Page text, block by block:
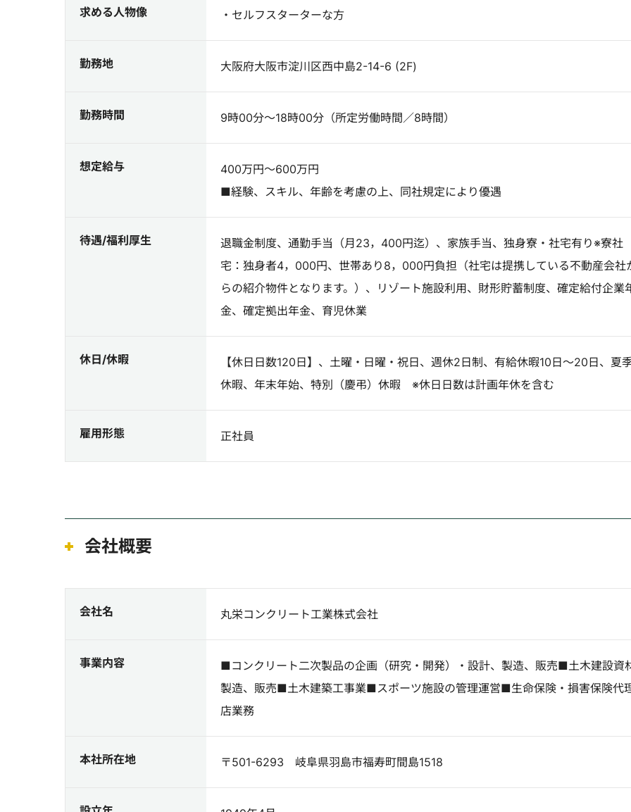
求める人物像 ・セルフスターターな方
勤務地 大阪府大阪市淀川区西中島2-14-6 (2F)
勤務時間 9時00分～18時00分（所定労働時間／8時間）
想定給与
400万円～600万円
■経験、スキル、年齢を考慮の上、同社規定により優遇
待遇/福利厚生
退職金制度、通勤手当（月23，400円迄）、家族手当、独身寮・社宅有り※寮社
宅：独身者4，000円、世帯あり8，000円負担（社宅は提携している不動産会社
らの紹介物件となります。）、リゾート施設利用、財形貯蓄制度、確定給付企業
金、確定拠出年金、育児休業
休日/休暇
【休日日数120日】、土曜・日曜・祝日、週休2日制、有給休暇10日～20日、夏
休暇、年末年始、特別（慶弔）休暇 ※休日日数は計画年休を含む
雇用形態 正社員
会社概要
会社名 丸栄コンクリート工業株式会社
事業内容
■コンクリート二次製品の企画（研究・開発）・設計、製造、販売■土木建設資
製造、販売■土木建築工事業■スポーツ施設の管理運営■生命保険・損害保険代
店業務
本社所在地 〒501-6293 岐阜県羽島市福寿町間島1518